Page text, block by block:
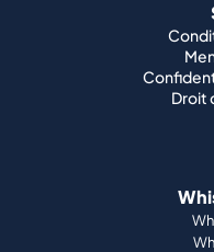
Droit